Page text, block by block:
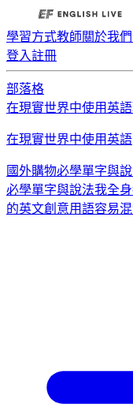
學習方式教師關於我們
登入註冊
部落格
在現實世界中使用英語
在現實世界中使用英語
國外購物必學單字與說
必學單字與說法我全
的英文創意用語容易